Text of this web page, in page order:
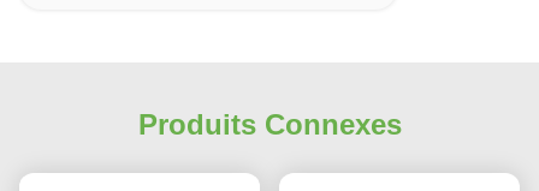
Produits Connexes